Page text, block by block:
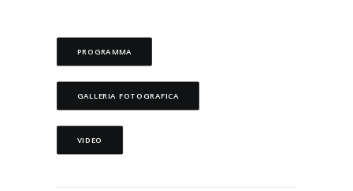
PROGRAMMA
GALLERIA FOTOGRAFICA
VIDEO